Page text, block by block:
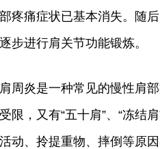
疼痛症状已基本消失。随
步进行肩关节功能锻炼。
周炎是一种常见的慢性肩
限，又有“五十肩”、“冻结
动、拎提重物、摔倒等原